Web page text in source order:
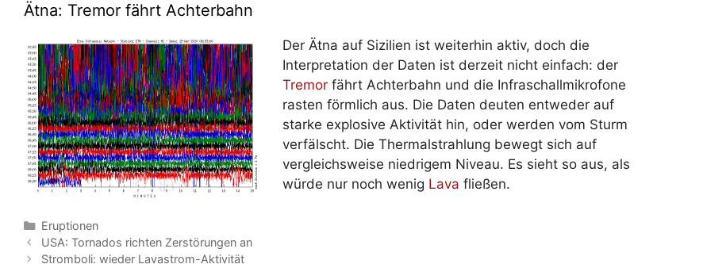
Ätna: Tremor fährt Achterbahn
Der Ätna auf Sizilien ist weiterhin aktiv, doch die
Interpretation der Daten ist derzeit nicht einfach: der
Tremorfährt Achterbahn und die Infraschallmikrofone
rasten förmlich aus. Die Daten deuten entweder auf
starke explosive Aktivität hin, oder werden vom Sturm
verfälscht. Die Thermalstrahlung bewegt sich auf
vergleichsweise niedrigem Niveau. Es sieht so aus, als
würde nur noch wenig Lava fließen.
Kategorien
Eruptionen
USA: Tornados richten Zerstörungen an
Stromboli: wieder Lavastrom-Aktivität